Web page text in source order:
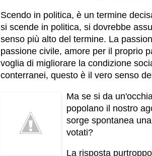
Scendo in politica, è un termine
si scende in politica, si dovrebbe
senso più alto del termine. La
passione civile, amore per il proprio
voglia di migliorare la condizione
conterranei, questo è il vero senso
Ma se si da
popolano il nostro
sorge spontanea
votati?
La risposta